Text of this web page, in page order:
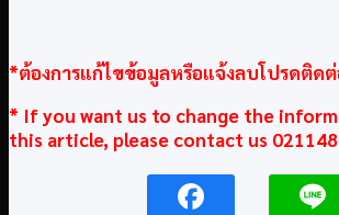
*ต้องการแก้ไขข้อมูลหรือแจ้งลบโปรดติด
* If you want us to change the
this article, please contact us